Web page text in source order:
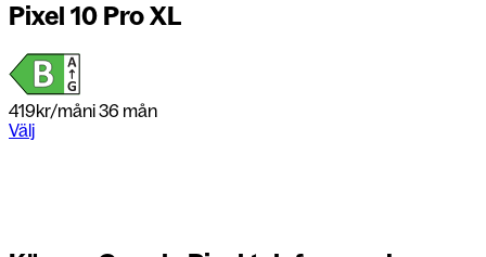
Pixel 10 Pro XL
419kr/måni 36 mån
Välj